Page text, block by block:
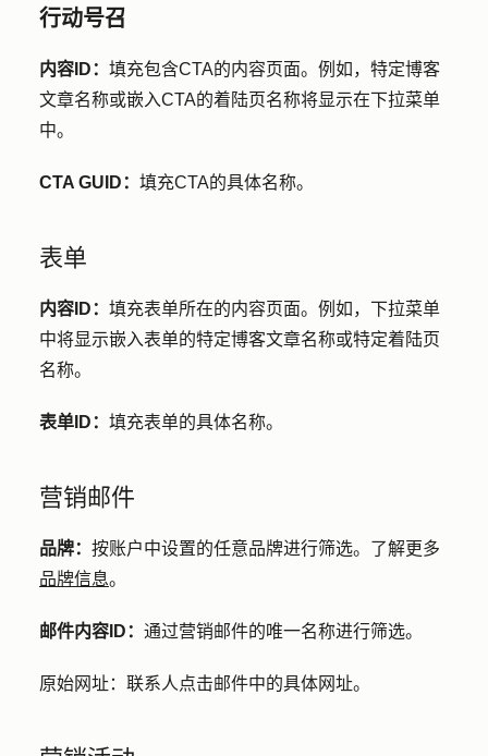
行动号召
内容ID： 填充包含CTA的内容页面。例如，特定博客
文章名称或嵌入CTA的着陆页名称将显示在下拉菜单
中。
CTA GUID： 填充CTA的具体名称。
表单
内容ID： 填充表单所在的内容页面。例如，下拉菜单
中将显示嵌入表单的特定博客文章名称或特定着陆页
名称。
表单ID： 填充表单的具体名称。
营销邮件
品牌： 按账户中设置的任意品牌进行筛选。了解更多
品牌信息。
邮件内容ID： 通过营销邮件的唯一名称进行筛选。
原始网址： 联系人点击邮件中的具体网址。